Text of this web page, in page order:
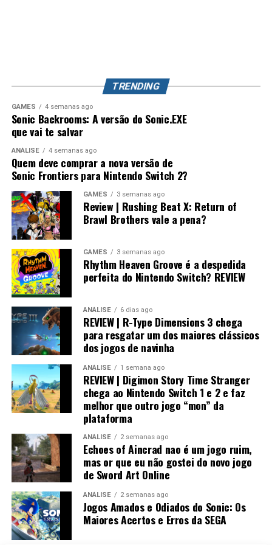
mas também pode representar o primeiro passo para a
maior evolução que a série já teve.
Desempenho impressionante no
Switch 2 e um verdadeiro milagre no
Switch 1
Visualmente, o jogo impressiona bastante.
NoNintendo Switch 2, a qualidade gráfica
praticamente não fica devendo em relação às versões de
PlayStation 5 e Xbox, entregando uma experiência
muito próxima dos consoles mais potentes.
Já noNintendo Switch 1
TRENDING
GAMES 4 semanas ago
Sonic Backrooms: A versão do Sonic.EXE
que vai te salvar
ANÁLISE 4 semanas ago
Quem deve comprar a nova versão de
Sonic Frontiers para Nintendo Switch 2?
GAMES 3 semanas ago
Review | Rushing Beat X: Return of
Brawl Brothers vale a pena?
GAMES 3 semanas ago
Rhythm Heaven Groove é a despedida
perfeita do Nintendo Switch? REVIEW
ANÁLISE 6 dias ago
REVIEW | R-Type Dimensions 3 chega
para resgatar um dos maiores clássicos
dos jogos de navinha
ANÁLISE 1 semana ago
REVIEW | Digimon Story Time Stranger
chega ao Nintendo Switch 1 e 2 e faz
melhor que outro jogo “mon” da
plataforma
ANÁLISE 2 semanas ago
Echoes of Aincrad nao é um jogo ruim,
mas or que eu não gostei do novo jogo
de Sword Art Online
ANÁLISE 2 semanas ago
Jogos Amados e Odiados do Sonic: Os
Maiores Acertos e Erros da SEGA